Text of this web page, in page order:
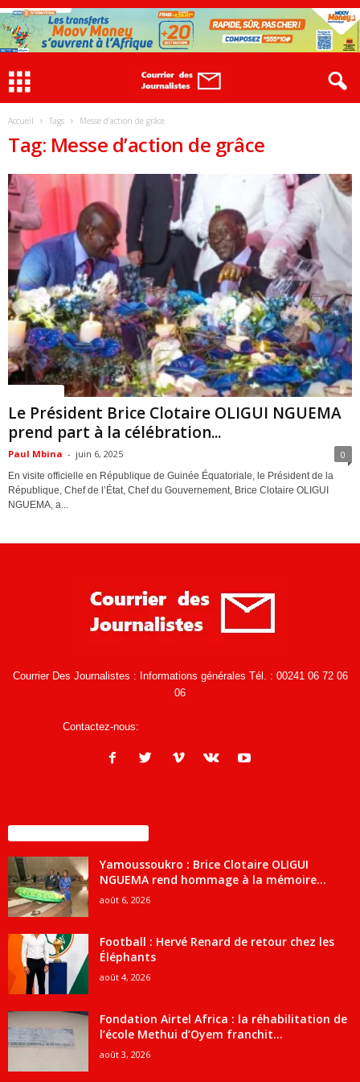
Accueil Tags Messe d’action de grâce
Tag: Messe d’action de grâce
Le Président Brice Clotaire OLIGUI NGUEMA
prend part à la célébration...
Paul Mbina - juin 6, 2025 0
En visite officielle en République de Guinée Équatoriale, le Président de la
République, Chef de l’État, Chef du Gouvernement, Brice Clotaire OLIGUI
NGUEMA, a...
Courrier Des Journalistes : Informations générales Tél. : 00241 06 72 06
06
Contactez-nous:
Yamoussoukro : Brice Clotaire OLIGUI
NGUEMA rend hommage à la mémoire...
août 6, 2026
Football : Hervé Renard de retour chez les
Éléphants
août 4, 2026
Fondation Airtel Africa : la réhabilitation de
l’école Methui d’Oyem franchit...
août 3, 2026